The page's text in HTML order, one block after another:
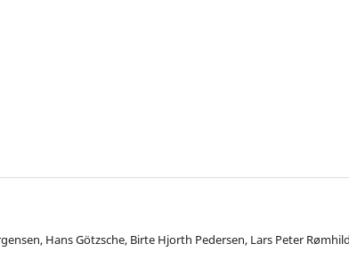
Hans Götzsche, Birte Hjorth Pedersen, Lars Peter Rømhild